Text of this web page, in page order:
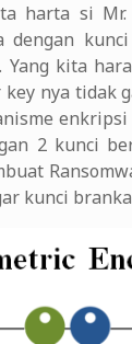
harta si
dengan
Yang kita
nya tidak
2 kunci
kunci